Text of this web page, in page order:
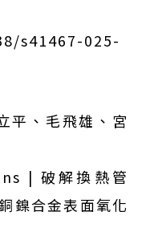
s41467-025-
平、毛飛雄、宮
| 破解換熱管
鎳合金表面氧化